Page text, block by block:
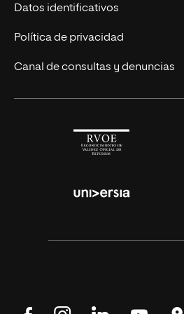
Alianza Newman
Únete a nosotros
Actualidad
Solicita información
Datos identificativos
Política de privacidad
Canal de consultas y denuncias